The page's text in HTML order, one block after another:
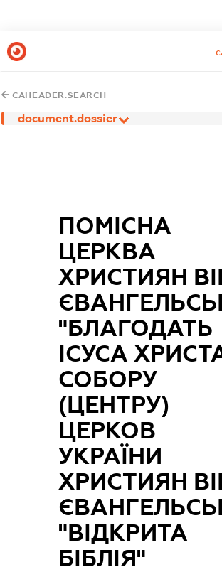
CAHEADER.SEARCH
document.dossier
ПОМІСНА
ЦЕРКВА
ХРИСТИЯН
"БЛАГОДАТЬ
ІСУСА
СОБОРУ
(ЦЕНТРУ)
ЦЕРКОВ
УКРАЇНИ
ХРИСТИЯН
"ВІДКРИТА
БІБЛІЯ"